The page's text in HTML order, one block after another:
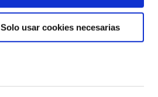
Solo usar cookies necesarias